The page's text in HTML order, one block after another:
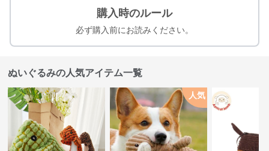
購入時のルール
必ず購入前にお読みください。
ぬいぐるみの人気アイテム一覧
人気